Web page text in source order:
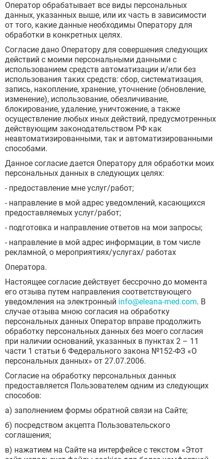
Оператор обрабатывает все виды персональных
данных, указанных выше, или их часть в зависимости
от того, какие данные необходимы Оператору для
обработки в конкретных целях.
Согласие дано Оператору для совершения следующих
действий с моими персональными данными с
использованием средств автоматизации и/или без
использования таких средств: сбор, систематизация,
запись, накопление, хранение, уточнение (обновление,
изменение), использование, обезличивание,
блокирование, удаление, уничтожение, а также
осуществление любых иных действий, предусмотренных
действующим законодательством РФ как
неавтоматизированными, так и автоматизированными
способами.
Данное согласие дается Оператору для обработки моих
персональных данных в следующих целях:
- предоставление мне услуг/работ;
- направление в мой адрес уведомлений, касающихся
предоставляемых услуг/работ;
- подготовка и направление ответов на мои запросы;
- направление в мой адрес информации, в том числе
рекламной, о мероприятиях/услугах/ работах
Оператора.
Настоящее согласие действует бессрочно до момента
его отзыва путем направления соответствующего
уведомления на электронный info@eleana-med.com. В
случае отзыва мною согласия на обработку
персональных данных Оператор вправе продолжить
обработку персональных данных без моего согласия
при наличии оснований, указанных в пунктах 2 – 11
части 1 статьи 6 Федерального закона №152-ФЗ «О
персональных данных» от 27.07.2006.
Согласие на обработку персональных данных
предоставляется Пользователем одним из следующих
способов:
а) заполнением формы обратной связи на Сайте;
б) посредством акцепта Пользовательского
соглашения;
в) нажатием на Сайте на интерфейсе с текстом «Этот
ВЫЗВАТЬ ВРАЧА
ЗАДАТЬ ВОПРОС
ЗАПОЛНИТЕ ФОРМУ
Заполните форму ниже, мы вам
перезвоним
ВЫБРАТЬ ГОРОД
Москва
Видное
Балашиха
Воскресенск
Долгопрудный
Домодедово
Егорьевск
Ивантеевка
Клин
Красногорск
Королёв
Лобня
Мытищи
Наро-Фоминск
Ногинск
Одинцово
Орехово-Зуево
Подольск
Пушкино
Раменское
Реутов
Сергиев Посад
Химки
Чехов
Щёлково
Электросталь
Электроугли
Лыткарино
Павловский Посад